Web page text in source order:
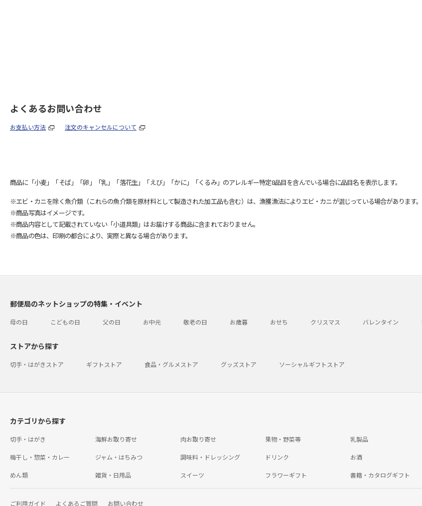
よくあるお問い合わせ
お支払い方法 注文のキャンセルについて
商品に「小麦」「そば」「卵」「乳」「落花生」「えび」「かに」「くるみ」のアレルギー特定8品目を含んでいる場合に品目名を表示します。
※エビ・カニを除く魚介類（これらの魚介類を原材料として製造された加工品も含む）は、漁獲漁法によりエビ・カニが混じっている場合があります
※商品写真はイメージです。
※商品内容として記載されていない「小道具類」はお届けする商品に含まれておりません。
※商品の色は、印刷の都合により、実際と異なる場合があります。
郵便局のネットショップの特集・イベント
母の日 こどもの日 父の日 お中元 敬老の日 お歳暮 おせち クリスマス バレンタイン
ストアから探す
切手・はがきストア ギフトストア 食品・グルメストア グッズストア ソーシャルギフトストア
カテゴリから探す
切手・はがき 海鮮お取り寄せ 肉お取り寄せ 果物・野菜等 乳製品
梅干し・惣菜・カレー ジャム・はちみつ 調味料・ドレッシング ドリンク お酒
めん類 雑貨・日用品 スイーツ フラワーギフト 書籍・カタログギフト
ご利用ガイド よくあるご質問 お問い合わせ